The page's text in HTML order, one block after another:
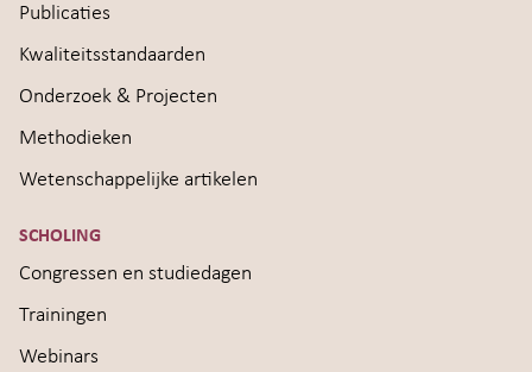
Publicaties
Kwaliteitsstandaarden
Onderzoek & Projecten
Methodieken
Wetenschappelijke artikelen
SCHOLING
Congressen en studiedagen
Trainingen
Webinars